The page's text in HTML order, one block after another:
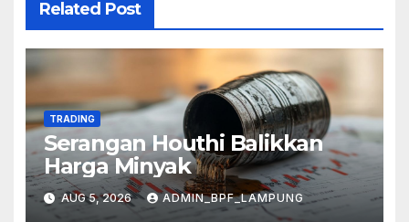
Related Post
TRADING
Serangan Houthi Balikkan
Harga Minyak
AUG 5, 2026 ADMIN_BPF_LAMPUNG